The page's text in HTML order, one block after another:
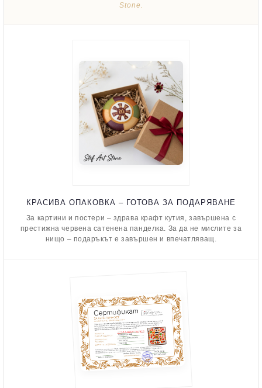
Stone.
КРАСИВА ОПАКОВКА – ГОТОВА ЗА ПОДАРЯВАНЕ
За картини и постери – здрава крафт кутия, завършена с
престижна червена сатенена панделка. За да не мислите за
нищо – подаръкът е завършен и впечатляващ.